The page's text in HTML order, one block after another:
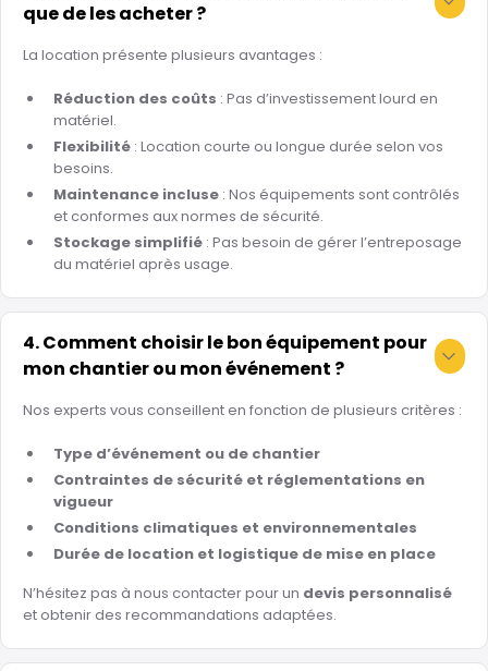
que de les acheter ?
La location présente plusieurs avantages :
Réduction des coûts : Pas d’investissement lourd en
matériel.
Flexibilité : Location courte ou longue durée selon vos
besoins.
Maintenance incluse : Nos équipements sont contrôlés
et conformes aux normes de sécurité.
Stockage simplifié : Pas besoin de gérer l’entreposage
du matériel après usage.
4. Comment choisir le bon équipement pour
mon chantier ou mon événement ?
Nos experts vous conseillent en fonction de plusieurs critères :
Type d’événement ou de chantier
Contraintes de sécurité et réglementations en
vigueur
Conditions climatiques et environnementales
Durée de location et logistique de mise en place
N’hésitez pas à nous contacter pour un devis personnalisé
et obtenir des recommandations adaptées.